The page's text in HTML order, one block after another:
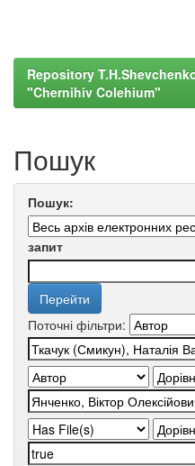
Repository
"Chernihiv Colehium"
Пошук
Пошук:
запит
Поточні фільтри: